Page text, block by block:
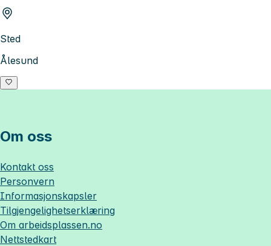
Sted
Ålesund
Om oss
Kontakt oss
Personvern
Informasjonskapsler
Tilgjengelighetserklæring
Om arbeidsplassen.no
Nettstedkart